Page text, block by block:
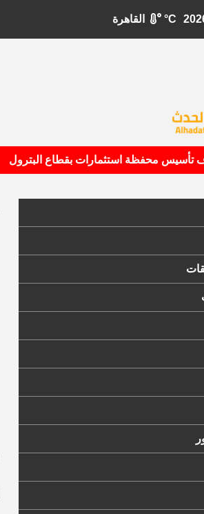
°C
محفظة استثمارات بقطاع البترول